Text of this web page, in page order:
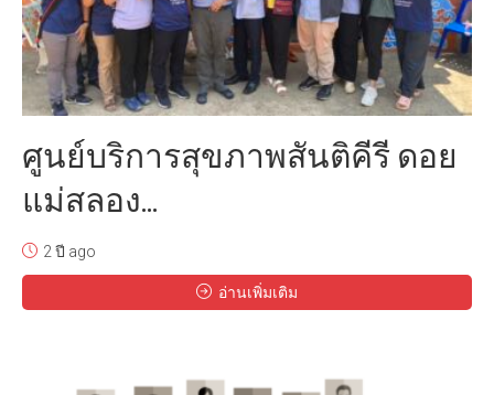
ศูนย์บริการสุขภาพสันติคีรี ดอย
แม่สลอง...
2 ปี ago
อ่านเพิ่มเติม